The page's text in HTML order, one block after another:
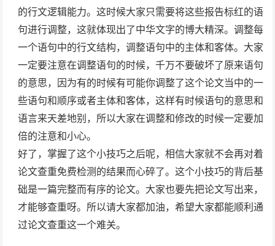
的行文逻辑能力。这时候大家只需要将这些报告标红的语
句进行调整，这就体现出了中华文字的博大精深。调整每
一个语句中的行文结构，调整语句中的主体和客体。大家
一定要注意在调整语句的时候，千万不要破坏了原来语句
的意思，因为有的时候有可能你调整了这个论文当中的一
些语句和顺序或者主体和客体，这样有时候语句的意思和
语言来天差地别，所以大家在调整和修改的时候一定要加
倍的注意和小心。
好了，掌握了这个小技巧之后呢，相信大家就不会再对着
论文查重免费检测 的结果而心碎了。这个小技巧的背后基
础是一篇完整而有序的论文。大家也要先把论文写出来，
才能够查重呀。所以请大家都加油，希望大家都能顺利通
过论文查重这一个难关。